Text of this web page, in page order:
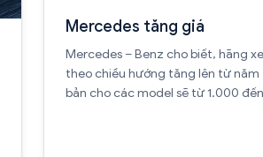
Mercedes tăng giá
Mercedes – Benz cho biết, hãng
theo chiều hướng tăng lên từ
bản cho các model sẽ từ 1.000